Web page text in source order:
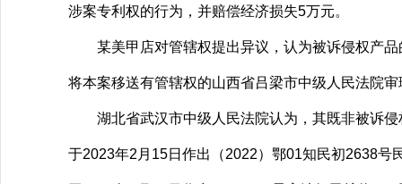
涉案专利权的行为，并赔偿经济损失5万元。
某美甲店对管辖权提出异议，认为被诉侵权产品
将本案移送有管辖权的山西省吕梁市中级人民法院审
湖北省武汉市中级人民法院认为，其既非被诉侵
于2023年2月15日作出（2022）鄂01知民初2638号